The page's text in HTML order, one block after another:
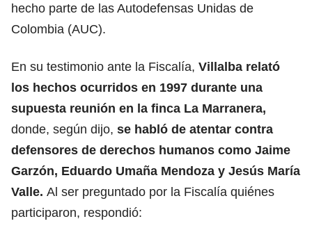
hecho parte de las Autodefensas Unidas de
Colombia (AUC).
En su testimonio ante la Fiscalía, Villalba relató
los hechos ocurridos en 1997 durante una
supuesta reunión en la finca La Marranera,
donde, según dijo, se habló de atentar contra
defensores de derechos humanos como Jaime
Garzón, Eduardo Umaña Mendoza y Jesús María
Valle. Al ser preguntado por la Fiscalía quiénes
participaron, respondió: